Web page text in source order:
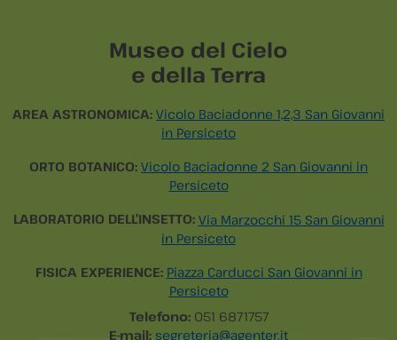
Museo del Cielo
e della Terra
AREA ASTRONOMICA: Vicolo Baciadonne 1,2,3 San Giovanni
in Persiceto
ORTO BOTANICO: Vicolo Baciadonne 2 San Giovanni in
Persiceto
LABORATORIO DELL’INSETTO: Via Marzocchi 15 San Giovanni
in Persiceto
FISICA EXPERIENCE: Piazza Carducci San Giovanni in
Persiceto
Telefono: 051 6871757
E-mail: segreteria@agenter.it